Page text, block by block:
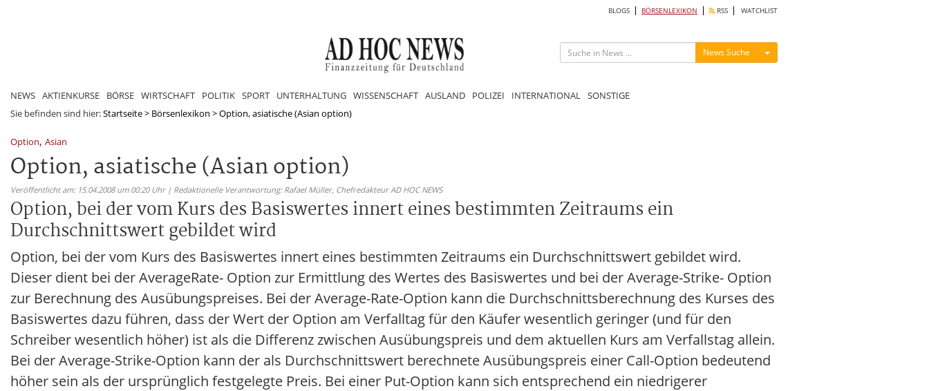
BLOGS BÖRSENLEXIKON RSS WATCHLIST
News Suche Menü ein-/ausblenden
NEWS AKTIENKURSE BÖRSE WIRTSCHAFT POLITIK SPORT UNTERHALTUNG WISSENSCHAFT AUSLAND POLIZEI INTERNATIONAL SONSTIGE
Sie befinden sind hier:Startseite> Börsenlexikon >Option, asiatische (Asian option)
Option, Asian
Option, asiatische (Asian option)
Veröffentlicht am: 15.04.2008 um 00:20 Uhr | Redaktionelle Verantwortung: Rafael Müller, Chefredakteur AD HOC NEWS
Option, bei der vom Kurs des Basiswertes innert eines bestimmten Zeitraums ein
Durchschnittswert gebildet wird
Option, bei der vom Kurs des Basiswertes innert eines bestimmten Zeitraums ein Durchschnittswert gebildet wird.
Dieser dient bei der AverageRate- Option zur Ermittlung des Wertes des Basiswertes und bei der Average-Strike- Option
zur Berechnung des Ausübungspreises. Bei der Average-Rate-Option kann die Durchschnittsberechnung des Kurses des
Basiswertes dazu führen, dass der Wert der Option am Verfalltag für den Käufer wesentlich geringer (und für den
Schreiber wesentlich höher) ist als die Differenz zwischen Ausübungspreis und dem aktuellen Kurs am Verfallstag allein.
Bei der Average-Strike-Option kann der als Durchschnittswert berechnete Ausübungspreis einer Call-Option bedeutend
höher sein als der ursprünglich festgelegte Preis. Bei einer Put-Option kann sich entsprechend ein niedrigerer